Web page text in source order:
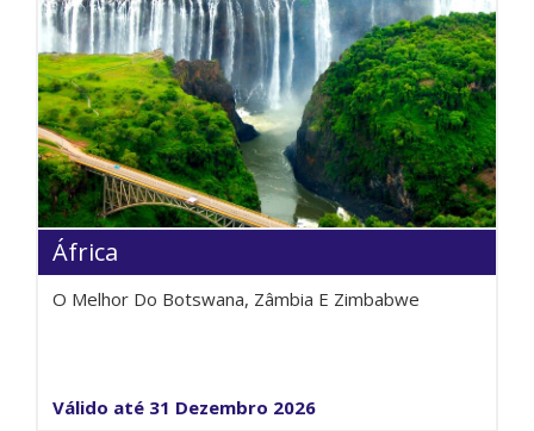
África
O Melhor Do Botswana, Zâmbia E Zimbabwe
Válido até 31 Dezembro 2026